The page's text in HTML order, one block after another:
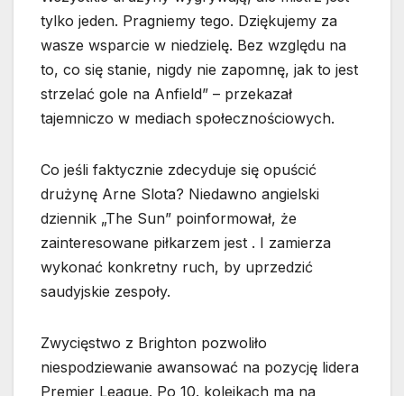
tylko jeden. Pragniemy tego. Dziękujemy za
wasze wsparcie w niedzielę. Bez względu na
to, co się stanie, nigdy nie zapomnę, jak to jest
strzelać gole na Anfield” – przekazał
tajemniczo w mediach społecznościowych.
Co jeśli faktycznie zdecyduje się opuścić
drużynę Arne Slota? Niedawno angielski
dziennik „The Sun” poinformował, że
zainteresowane piłkarzem jest . I zamierza
wykonać konkretny ruch, by uprzedzić
saudyjskie zespoły.
Zwycięstwo z Brighton pozwoliło
niespodziewanie awansować na pozycję lidera
Premier League. Po 10. kolejkach ma na